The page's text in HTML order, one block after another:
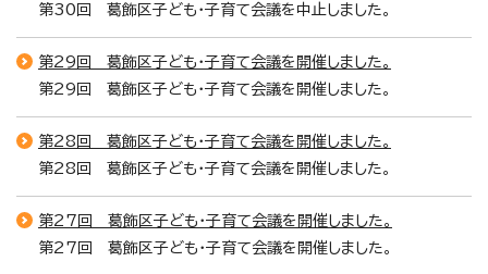
第30回 葛飾区子ども・子育て会議を中止しました。
第29回 葛飾区子ども・子育て会議を開催しました。
第29回 葛飾区子ども・子育て会議を開催しました。
第28回 葛飾区子ども・子育て会議を開催しました。
第28回 葛飾区子ども・子育て会議を開催しました。
第27回 葛飾区子ども・子育て会議を開催しました。
第27回 葛飾区子ども・子育て会議を開催しました。